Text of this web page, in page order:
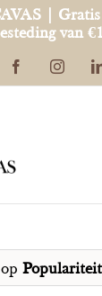
| Gratis
van
Facebook
Populariteit